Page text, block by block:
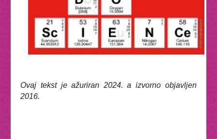
Ovaj tekst je ažuriran 2024. a izvorno objavljen
2016.